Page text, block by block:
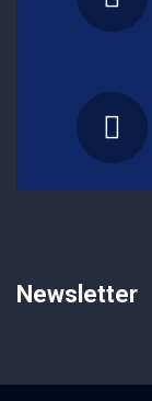
Newsletter